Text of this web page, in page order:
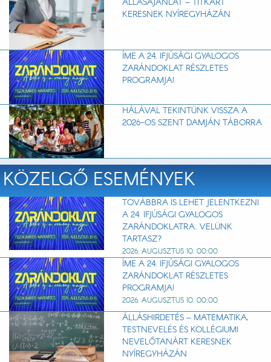
ÁLLÁSAJÁNLAT – TITKÁRT
KERESNEK NYÍREGYHÁZÁN
ÍME A 24. IFJÚSÁGI GYALOGOS
ZARÁNDOKLAT RÉSZLETES
PROGRAMJA!
HÁLÁVAL TEKINTÜNK VISSZA A
2026-OS SZENT DAMJÁN TÁBORRA
KÖZELGŐ ESEMÉNYEK
TOVÁBBRA IS LEHET JELENTKEZNI
A 24. IFJÚSÁGI GYALOGOS
ZARÁNDOKLATRA. VELÜNK
TARTASZ?
2026. AUGUSZTUS 10. 00:00
ÍME A 24. IFJÚSÁGI GYALOGOS
ZARÁNDOKLAT RÉSZLETES
PROGRAMJA!
2026. AUGUSZTUS 10. 00:00
ÁLLÁSHIRDETÉS – MATEMATIKA,
TESTNEVELÉS ÉS KOLLÉGIUMI
NEVELŐTANÁRT KERESNEK
NYÍREGYHÁZÁN